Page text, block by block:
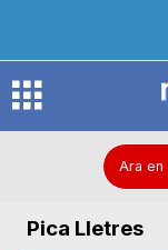
R
d
Ara en
Pica Lletres